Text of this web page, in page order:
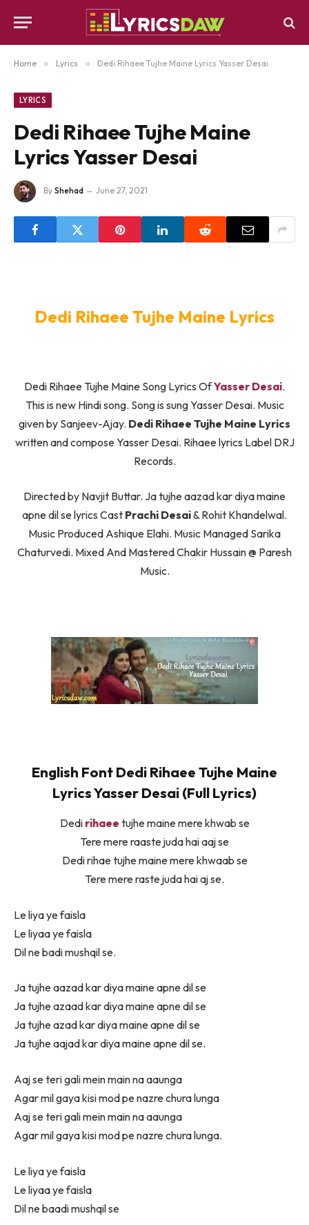
Home » Lyrics » Dedi Rihaee Tujhe Maine Lyrics Yasser Desai
LYRICS
Dedi Rihaee Tujhe Maine
Lyrics Yasser Desai
By Shehad June 27, 2021
Dedi Rihaee Tujhe Maine Lyrics
Dedi Rihaee Tujhe Maine Song Lyrics OfYasser Desai.
This is new Hindi song. Song is sung Yasser Desai. Music
given by Sanjeev-Ajay. Dedi Rihaee Tujhe Maine Lyrics
written and compose Yasser Desai. Rihaee lyrics Label DRJ
Records.
Directed by Navjit Buttar. Ja tujhe aazad kar diya maine
apne dil se lyrics Cast Prachi Desai& Rohit Khandelwal.
Music Produced Ashique Elahi. Music Managed Sarika
Chaturvedi. Mixed And Mastered Chakir Hussain @ Paresh
Music.
English Font Dedi Rihaee Tujhe Maine
Lyrics Yasser Desai (Full Lyrics)
Dedi rihaee tujhe maine mere khwab se
Tere mere raaste juda hai aaj se
Dedi rihae tujhe maine mere khwaab se
Tere mere raste juda hai aj se.
Le liya ye faisla
Le liyaa ye faisla
Dil ne badi mushqil se.
Ja tujhe aazad kar diya maine apne dil se
Ja tujhe azaad kar diya maine apne dil se
Ja tujhe azad kar diya maine apne dil se
Ja tujhe aajad kar diya maine apne dil se.
Aaj se teri gali mein main na aaunga
Agar mil gaya kisi mod pe nazre chura lunga
Aaj se teri gali mein main na aaunga
Agar mil gaya kisi mod pe nazre chura lunga.
Le liya ye faisla
Le liyaa ye faisla
Dil ne baadi mushqil se